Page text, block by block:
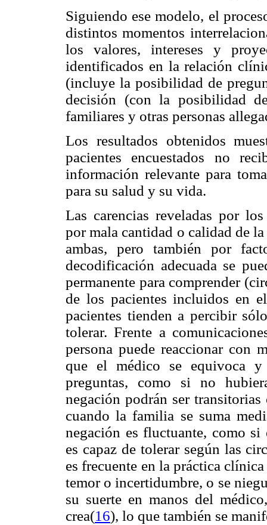
Siguiendo ese modelo, el
distintos momentos
los valores, intereses y
identificados en la relación
(incluye la posibilidad de
decisión (con la posibilidad
familiares y otras personas
Los resultados obtenidos
pacientes encuestados no
información relevante para
para su salud y su vida.
Las carencias reveladas por
por mala cantidad o calidad de
ambas, pero también por
decodificación adecuada se
permanente para comprender
de los pacientes incluidos en
pacientes tienden a percibir
tolerar. Frente a
persona puede reaccionar con
que el médico se equivoca
preguntas, como si no
negación podrán ser transitorias
cuando la familia se suma
negación es fluctuante, como
es capaz de tolerar según las
es frecuente en la práctica
temor o incertidumbre, o se
su suerte en manos del
crea(16), lo que también se